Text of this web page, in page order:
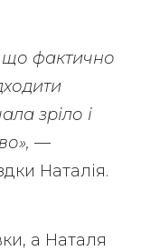
фактично
зріло і
—
Наталія.
а Наталя